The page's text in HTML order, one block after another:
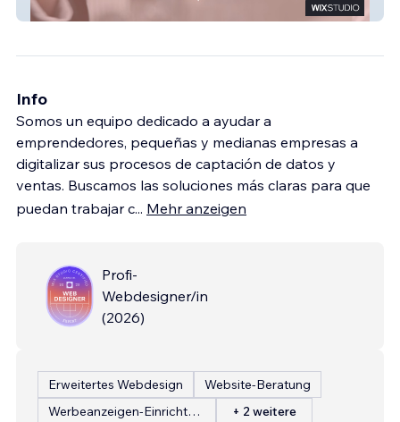
Diseño web clásico
Info
Somos un equipo dedicado a ayudar a
emprendedores, pequeñas y medianas empresas a
digitalizar sus procesos de captación de datos y
ventas. Buscamos las soluciones más claras para que
puedan trabajar c... Mehr anzeigen
Profi-
Webdesigner/in
(2026)
Erweitertes Webdesign
Website-Beratung
Werbeanzeigen-Einrichtung
+ 2 weitere